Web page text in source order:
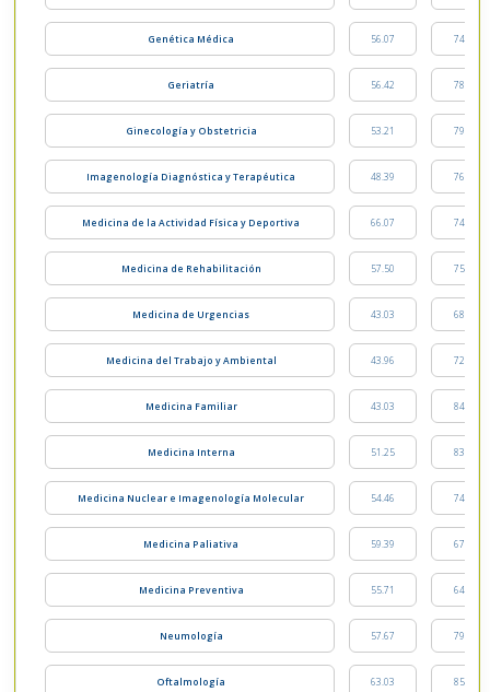
Genética Médica 56.07 74.28
Geriatría 56.42 78.75
Ginecología y Obstetricia 53.21 79.82
Imagenología Diagnóstica y Terapéutica 48.39 76.60
Medicina de la Actividad Física y Deportiva 66.07 74.46
Medicina de Rehabilitación 57.50 75.71
Medicina de Urgencias 43.03 68.75
Medicina del Trabajo y Ambiental 43.96 72.53
Medicina Familiar 43.03 84.64
Medicina Interna 51.25 83.39
Medicina Nuclear e Imagenología Molecular 54.46 74.64
Medicina Paliativa 59.39 67.14
Medicina Preventiva 55.71 64.82
Neumología 57.67 79.10
Oftalmología 63.03 85.71